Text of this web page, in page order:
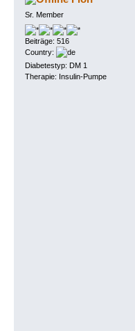
Sr. Member
Beiträge: 516
Country:
Diabetestyp: DM 1
Therapie: Insulin-Pumpe